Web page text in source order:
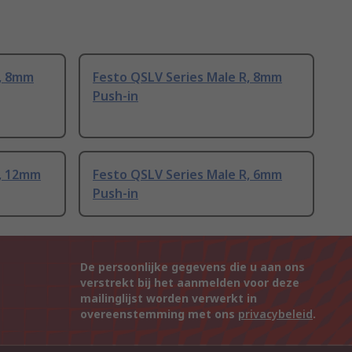
8mm
Festo QSLV Series Male R, 8mm
Push-in
12mm
Festo QSLV Series Male R, 6mm
Push-in
De persoonlijke gegevens die u aan ons
verstrekt bij het aanmelden voor deze
mailinglijst worden verwerkt in
overeenstemming met ons privacybeleid.